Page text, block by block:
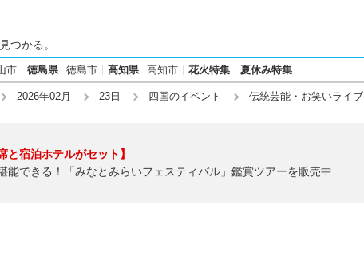
つかる。
市 徳島県 徳島市 高知県 高知市 花火特集 夏休み特集
2026年02月 23日 四国のイベント 伝統芸能・お笑いライブ
と宿泊ホテルがセット】
能できる！「みなとみらいフェスティバル」鑑賞ツアーを販売中